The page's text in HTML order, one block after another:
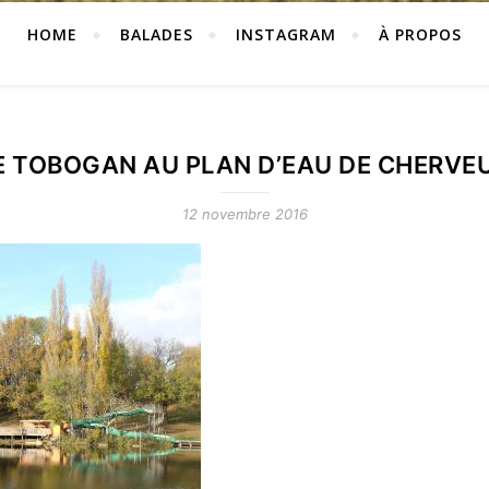
HOME BALADES INSTAGRAM À PROPOS
TOBOGAN AU PLAN D’EAU DE
12 novembre 2016